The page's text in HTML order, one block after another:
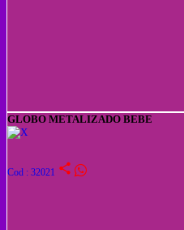
GLOBO METALIZADO BEBE
Cod : 32021 share